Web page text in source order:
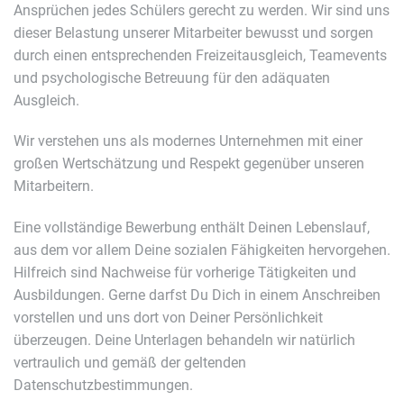
Ansprüchen jedes Schülers gerecht zu werden. Wir sind uns
dieser Belastung unserer Mitarbeiter bewusst und sorgen
durch einen entsprechenden Freizeitausgleich, Teamevents
und psychologische Betreuung für den adäquaten
Ausgleich.
Wir verstehen uns als modernes Unternehmen mit einer
großen Wertschätzung und Respekt gegenüber unseren
Mitarbeitern.
Eine vollständige Bewerbung enthält Deinen Lebenslauf,
aus dem vor allem Deine sozialen Fähigkeiten hervorgehen.
Hilfreich sind Nachweise für vorherige Tätigkeiten und
Ausbildungen. Gerne darfst Du Dich in einem Anschreiben
vorstellen und uns dort von Deiner Persönlichkeit
überzeugen. Deine Unterlagen behandeln wir natürlich
vertraulich und gemäß der geltenden
Datenschutzbestimmungen.